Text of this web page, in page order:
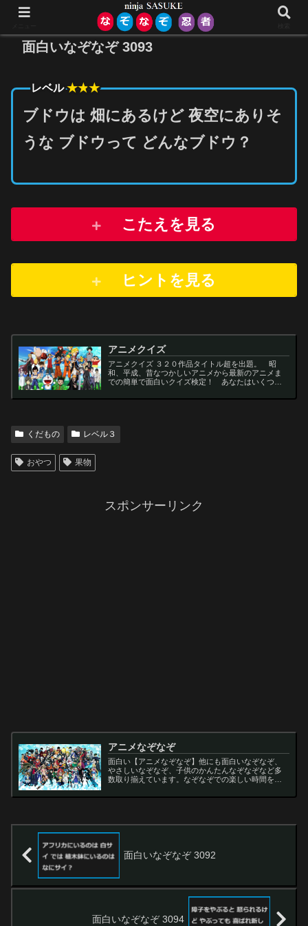
面白いなぞなぞ 3093
レベル★★★
ブドウは 畑にあるけど 夜空にありそ
うな ブドウって どんなブドウ？
こたえを見る
ヒントを 見る
アニメクイズ
アニメクイズ ３２０作品タイトル超を出題。 昭
和、平成、昔なつかしいアニメから最新のアニメま
での簡単で面白いクイズ検定！ あなたはいくつわ
ど一問一答から3択・4択問題までの小学生の簡単問
くだもの レベル３
おやつ 果物
スポンサーリンク
アニメなぞなぞ
面白い【アニメなぞなぞ】他にも面白いなぞなぞ、
やさしいなぞなぞ、子供のかんたんなぞなぞなど多
数取り揃えています。なぞなぞでの楽しい時間をお
面白いなぞなぞ 3092
面白いなぞなぞ 3094